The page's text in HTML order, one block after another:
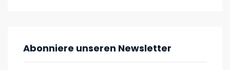
Abonniere unseren Newsletter